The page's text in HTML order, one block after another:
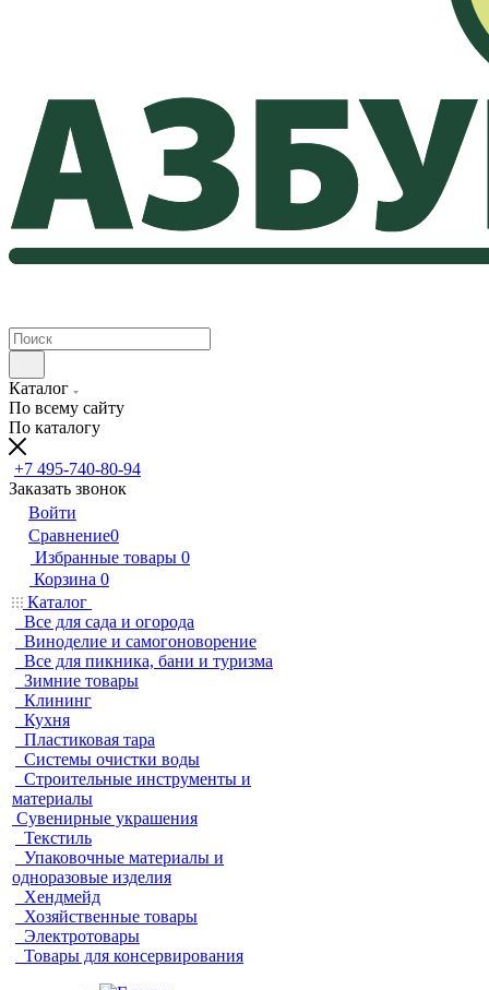
Каталог
По всему сайту
По каталогу
+7 495-740-80-94
Заказать звонок
Войти
Сравнение0
Избранные товары 0
Корзина 0
Каталог
Все для сада и огорода
Виноделие и самогоноворение
Все для пикника, бани и туризма
Зимние товары
Клининг
Кухня
Пластиковая тара
Системы очистки воды
Строительные инструменты и
материалы
Сувенирные украшения
Текстиль
Упаковочные материалы и
одноразовые изделия
Хендмейд
Хозяйственные товары
Электротовары
Товары для консервирования